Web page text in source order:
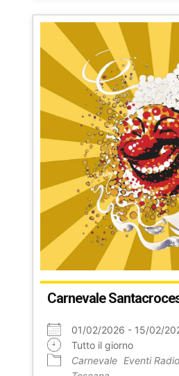
Carnevale
01/02/2026 - 15/02/
Tutto il giorno
Carnevale Eventi